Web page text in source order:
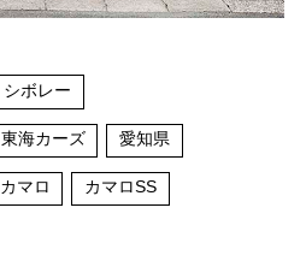
シボレー
東海カーズ 愛知県
カマロ カマロSS